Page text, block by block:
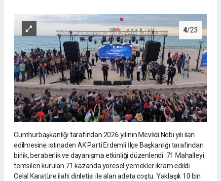
4/23
Cumhurbaşkanlığı tarafından 2026 yılının Mevlidi Nebi yılı ilan
edilmesine istinaden AK Parti Erdemli İlçe Başkanlığı tarafından
birlik, beraberlik ve dayanışma etkinliği düzenlendi. 71 Mahalleyi
temsilen kurulan 71 kazanda yöresel yemekler ikram edildi.
Celal Karatüre ilahi dinletisi ile alan adeta coştu. Yaklaşık 10 bin